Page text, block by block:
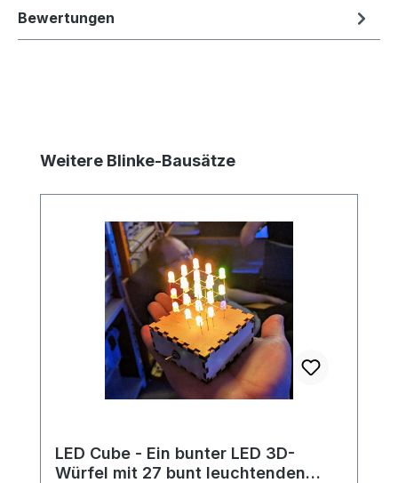
Bewertungen
Produktgalerie überspringen
Weitere Blinke-Bausätze
LED Cube - Ein bunter LED 3D-
Würfel mit 27 bunt leuchtenden